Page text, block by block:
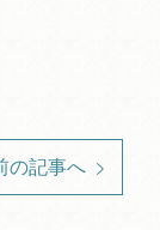
の記事へ